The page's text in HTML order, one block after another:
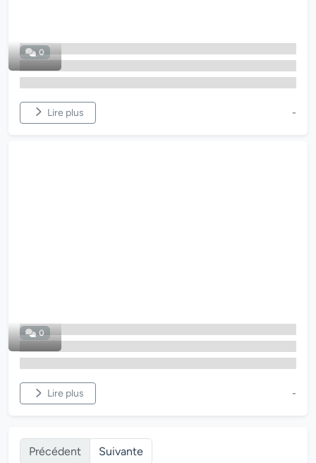
0
Lire plus -
0
Lire plus -
Précédent Suivante